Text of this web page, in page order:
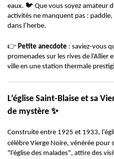
eaux. 🐦 Que vous soyez amateur
activités ne manquent pas :
dans l’herbe.
👉 Petite anecdote : saviez-vous
promenades sur les rives de
ville en une station thermale
L’église Saint-Blaise et sa
de mystère ✨
Construite entre 1925 et 1933,
célèbre Vierge Noire, vénérée pour
"l’église des malades", attire des